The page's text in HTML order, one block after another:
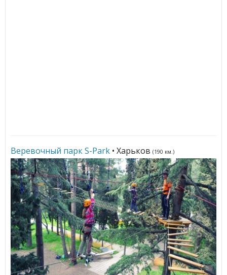
Веревочный парк S-Park • Харьков (190 км.)